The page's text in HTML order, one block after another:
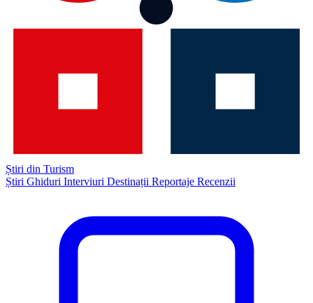
Știri din Turism
Știri Ghiduri Interviuri Destinații Reportaje Recenzii